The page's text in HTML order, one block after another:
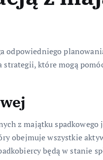
odpowiedniego
które mogą
z majątku spadkowego
obejmuje wszystkie
będą w stanie